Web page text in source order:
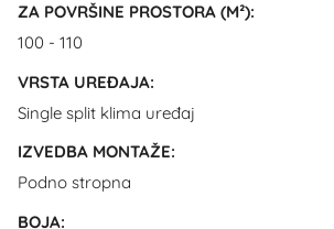
ZA POVRŠINE PROSTORA (M²):
100 - 110
VRSTA UREĐAJA:
Single split klima uređaj
IZVEDBA MONTAŽE:
Podno stropna
BOJA: